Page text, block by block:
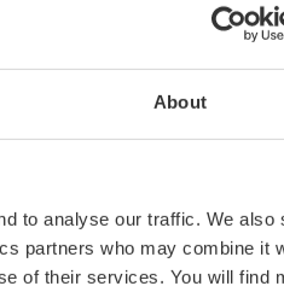
About
to analyse our traffic. We also
partners who may combine it
of their services. You will find
zelf zijn die de
geven.